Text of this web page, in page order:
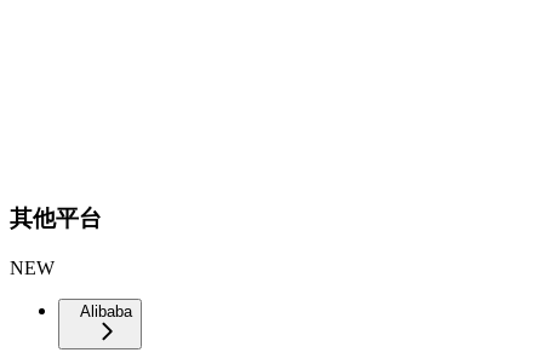
其他平台
NEW
Alibaba